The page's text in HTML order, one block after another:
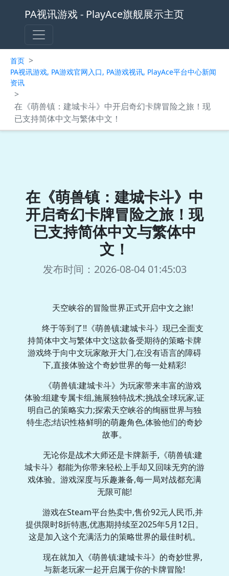
PA视讯游戏 - PlayAce旗舰展示主页
首页 >
PA视讯游戏, PA游戏官网入口, PA游戏视讯, PlayAce平台中心新闻
资讯
>
在《萌兽镇：建城卡斗》中开启奇幻卡牌冒险之旅！现
已支持简体中文与繁体中文！
在《萌兽镇：建城卡斗》中
开启奇幻卡牌冒险之旅！现
已支持简体中文与繁体中
文！
发布时间：2026-08-04 01:45:03
天空峡谷的冒险世界正式开启中文之旅!
终于等到了!!《萌兽镇:建城卡斗》现已全面支
持简体中文与繁体中文!这款备受期待的策略卡牌
游戏终于向中文玩家敞开大门,在没有语言的障碍
下,直接体验这个奇妙世界的每一处精彩!
《萌兽镇:建城卡斗》为玩家带来丰富的游戏
体验:组建专属卡组,施展独特战术;挑战全球玩家,证
明自己的策略实力;探索天空峡谷的绚丽世界与独
特生态;结识性格鲜明的萌趣角色,体验他们的奇妙
故事。
无论你是战术大师还是卡牌新手,《萌兽镇:建
城卡斗》都能为你带来轻松上手却又回味无穷的游
戏体验。游戏深度与乐趣兼备,每一局对战都充满
无限可能!
游戏在Steam平台热卖中,售价92元人民币,并
提供限时8折特惠,优惠期持续至2025年5月12日。
这是加入这个充满活力的策略世界的最佳时机。
现在就加入《萌兽镇:建城卡斗》的奇妙世界,
与新老玩家一起开启属于你的卡牌冒险!